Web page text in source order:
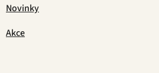
Novinky
Akce